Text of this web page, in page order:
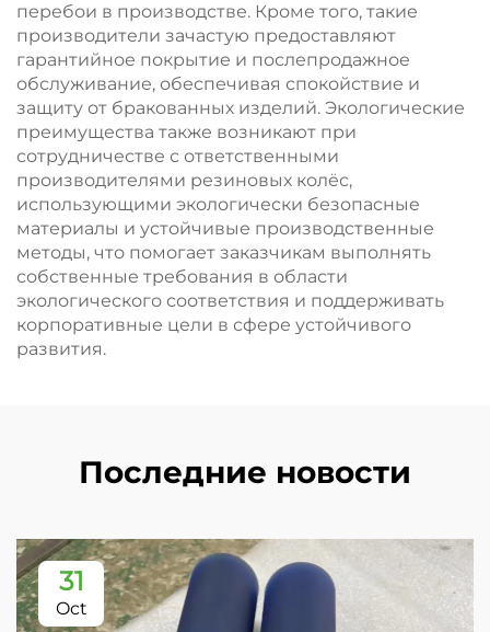
перебои в производстве. Кроме того, такие
производители зачастую предоставляют
гарантийное покрытие и послепродажное
обслуживание, обеспечивая спокойствие и
защиту от бракованных изделий. Экологические
преимущества также возникают при
сотрудничестве с ответственными
производителями резиновых колёс,
использующими экологически безопасные
материалы и устойчивые производственные
методы, что помогает заказчикам выполнять
собственные требования в области
экологического соответствия и поддерживать
корпоративные цели в сфере устойчивого
развития.
Последние новости
31
Oct